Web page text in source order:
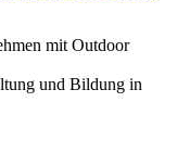
mit Outdoor
und Bildung in